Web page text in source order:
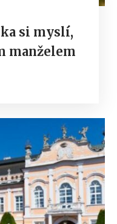
si myslí,
manželem